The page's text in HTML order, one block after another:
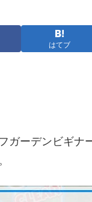
はてブ
ガーデンビギナ